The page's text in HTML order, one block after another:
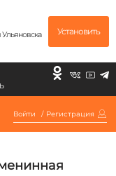
Установить
Войти / Регистрация